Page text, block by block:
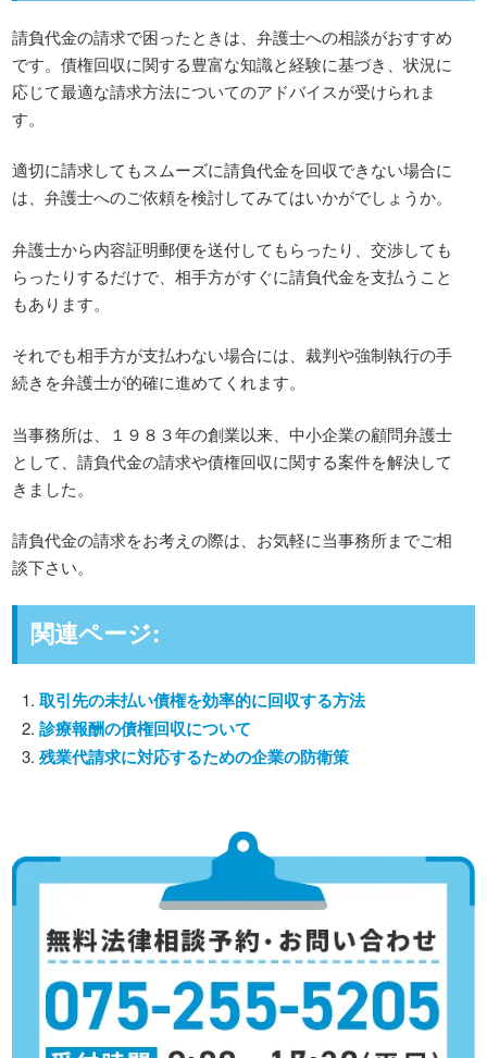
請負代金の請求で困ったときは、弁護士への相談がおすすめ
です。債権回収に関する豊富な知識と経験に基づき、状況に
応じて最適な請求方法についてのアドバイスが受けられま
す。
適切に請求してもスムーズに請負代金を回収できない場合に
は、弁護士へのご依頼を検討してみてはいかがでしょうか。
弁護士から内容証明郵便を送付してもらったり、交渉しても
らったりするだけで、相手方がすぐに請負代金を支払うこと
もあります。
それでも相手方が支払わない場合には、裁判や強制執行の手
続きを弁護士が的確に進めてくれます。
当事務所は、１９８３年の創業以来、中小企業の顧問弁護士
として、請負代金の請求や債権回収に関する案件を解決して
きました。
請負代金の請求をお考えの際は、お気軽に当事務所までご相
談下さい。
関連ページ:
取引先の未払い債権を効率的に回収する方法
診療報酬の債権回収について
残業代請求に対応するための企業の防衛策